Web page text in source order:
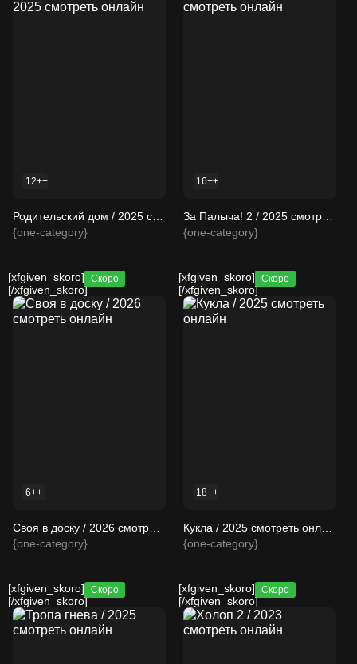
12++
{one-category}
16++
{one-category}
[xfgiven_skoro] Скоро
[/xfgiven_skoro]
6++
Своя в доску / 2026 смотреть онлайн
{one-category}
[xfgiven_skoro] Скоро
[/xfgiven_skoro]
18++
Кукла / 2025 смотреть онлайн
{one-category}
[xfgiven_skoro] Скоро
[/xfgiven_skoro]
[xfgiven_skoro] Скоро
[/xfgiven_skoro]